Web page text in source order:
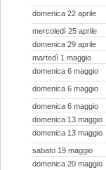
domenica 22 aprile
mercoledì 25 aprile
domenica 29 aprile
martedì 1 maggio
domenica 6 maggio
domenica 6 maggio
domenica 6 maggio
domenica 13 maggio
domenica 13 maggio
sabato 19 maggio
domenica 20 maggio